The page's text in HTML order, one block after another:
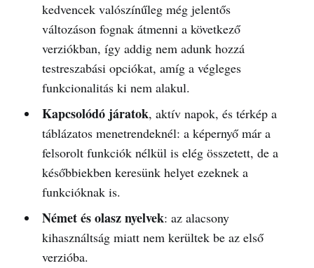
kedvencek valószínűleg még jelentős
változáson fognak átmenni a következő
verziókban, így addig nem adunk hozzá
testreszabási opciókat, amíg a végleges
funkcionalitás ki nem alakul.
Kapcsolódó járatok, aktív napok, és térkép a
táblázatos menetrendeknél: a képernyő már a
felsorolt funkciók nélkül is elég összetett, de a
későbbiekben keresünk helyet ezeknek a
funkcióknak is.
Német és olasz nyelvek: az alacsony
kihasználtság miatt nem kerültek be az első
verzióba.